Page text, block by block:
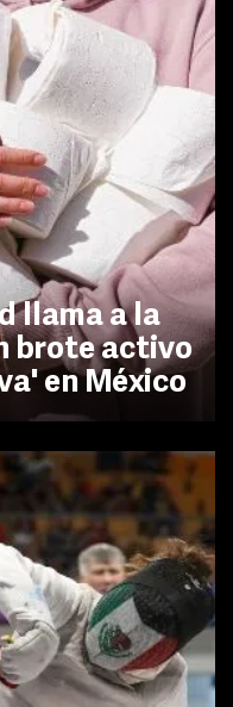
llama a la
brote activo
en México